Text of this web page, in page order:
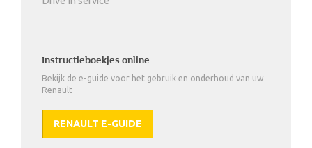
Instructieboekjes online
Bekijk de e-guide voor het gebruik en onderhoud van uw
Renault
RENAULT E-GUIDE